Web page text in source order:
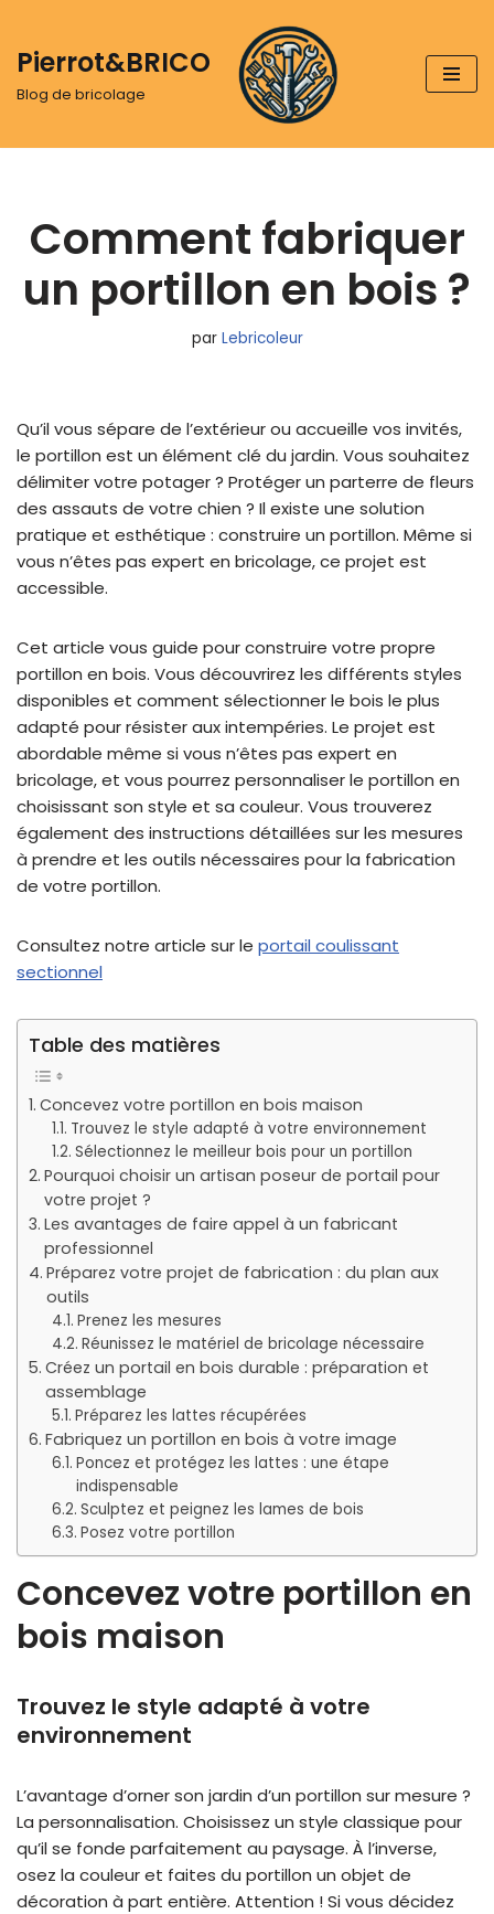
Aller
au
Pierrot&BRICO
Blog de bricolage
Comment fabriquer
un portillon en bois ?
par Lebricoleur
Qu’il vous sépare de l’extérieur ou accueille vos invités,
le portillon est un élément clé du jardin. Vous souhaitez
délimiter votre potager ? Protéger un parterre de fleurs
des assauts de votre chien ? Il existe une solution
pratique et esthétique : construire un portillon. Même si
vous n’êtes pas expert en bricolage, ce projet est
accessible.
Cet article vous guide pour construire votre propre
portillon en bois. Vous découvrirez les différents styles
disponibles et comment sélectionner le bois le plus
adapté pour résister aux intempéries. Le projet est
abordable même si vous n’êtes pas expert en
bricolage, et vous pourrez personnaliser le portillon en
choisissant son style et sa couleur. Vous trouverez
également des instructions détaillées sur les mesures
à prendre et les outils nécessaires pour la fabrication
de votre portillon.
Consultez notre article sur le portail coulissant
sectionnel
Table des matières
Concevez votre portillon en bois maison
Trouvez le style adapté à votre environnement
Sélectionnez le meilleur bois pour un portillon
Pourquoi choisir un artisan poseur de portail pour
votre projet ?
Les avantages de faire appel à un fabricant
professionnel
Préparez votre projet de fabrication : du plan aux
outils
Prenez les mesures
Réunissez le matériel de bricolage nécessaire
Créez un portail en bois durable : préparation et
assemblage
Préparez les lattes récupérées
Fabriquez un portillon en bois à votre image
Poncez et protégez les lattes : une étape
indispensable
Sculptez et peignez les lames de bois
Posez votre portillon
Concevez votre portillon en
bois maison
Trouvez le style adapté à votre
environnement
L’avantage d’orner son jardin d’un portillon sur mesure ?
La personnalisation. Choisissez un style classique pour
qu’il se fonde parfaitement au paysage. À l’inverse,
osez la couleur et faites du portillon un objet de
décoration à part entière. Attention ! Si vous décidez